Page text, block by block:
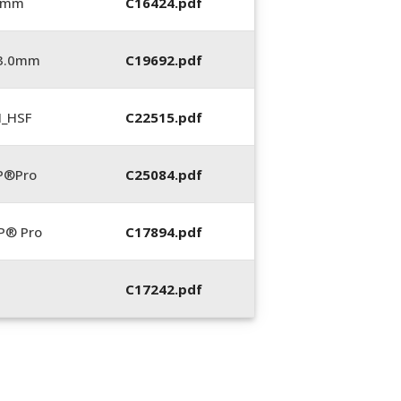
C19692.pdf
C22515.pdf
C25084.pdf
Pro C17894.pdf
C17242.pdf